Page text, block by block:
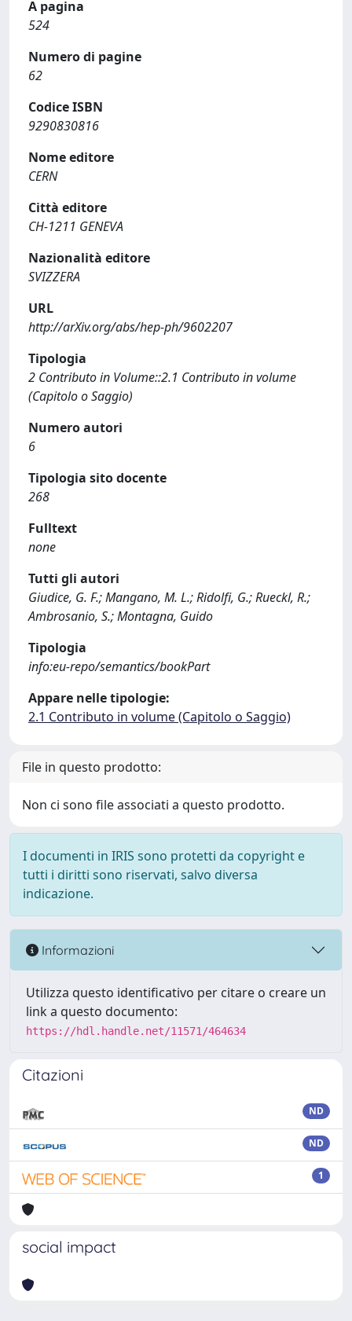
A pagina
524
Numero di pagine
62
Codice ISBN
9290830816
Nome editore
CERN
Città editore
CH-1211 GENEVA
Nazionalità editore
SVIZZERA
URL
http://arXiv.org/abs/hep-ph/9602207
Tipologia
2 Contributo in Volume::2.1 Contributo in volume
(Capitolo o Saggio)
Numero autori
6
Tipologia sito docente
268
Fulltext
none
Tutti gli autori
Giudice, G. F.; Mangano, M. L.; Ridolfi, G.; Rueckl, R.;
Ambrosanio, S.; Montagna, Guido
Tipologia
info:eu-repo/semantics/bookPart
Appare nelle tipologie:
2.1 Contributo in volume (Capitolo o Saggio)
File in questo prodotto:
Non ci sono file associati a questo prodotto.
I documenti in IRIS sono protetti da copyright e
tutti i diritti sono riservati, salvo diversa
indicazione.
Informazioni
Utilizza questo identificativo per citare o creare un
link a questo documento:
https://hdl.handle.net/11571/464634
Citazioni
ND
ND
1
social impact